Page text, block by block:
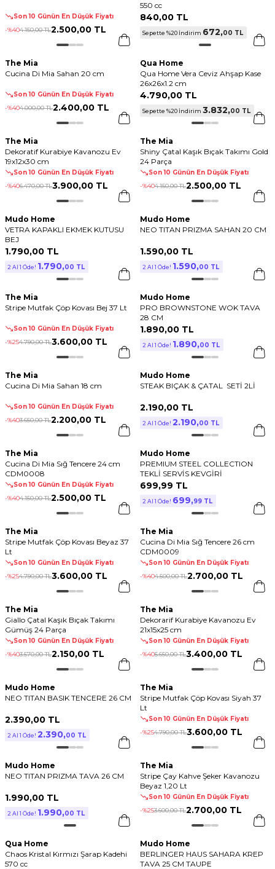
Son 10 Günün En Düşük Fiyatı
-%404.150,00 TL2.500,00 TL
550 cc
840,00 TL
Sepette %20 İndirim 672,00 TL
The Mia
Cucina Di Mia Sahan 20 cm
Son 10 Günün En Düşük Fiyatı
-%404.000,00 TL2.400,00 TL
Qua Home
Qua Home Vera Ceviz Ahşap Kase
26x26x1.2 cm
4.790,00 TL
Sepette %20 İndirim 3.832,00 TL
The Mia
Dekoratif Kurabiye Kavanozu Ev
19x12x30 cm
Son 10 Günün En Düşük Fiyatı
-%406.470,00 TL3.900,00 TL
The Mia
Shiny Çatal Kaşık Bıçak Takımı Gold
24 Parça
Son 10 Günün En Düşük Fiyatı
-%404.150,00 TL2.500,00 TL
Mudo Home
VETRA KAPAKLI EKMEK KUTUSU
BEJ
1.790,00 TL
2 Al 1 Öde! 1.790,00 TL
Mudo Home
NEO TITAN PRIZMA SAHAN 20 CM
1.590,00 TL
2 Al 1 Öde! 1.590,00 TL
The Mia
Stripe Mutfak Çöp Kovası Bej 37 Lt
Son 10 Günün En Düşük Fiyatı
-%254.790,00 TL3.600,00 TL
Mudo Home
PRO BROWNSTONE WOK TAVA
28 CM
1.890,00 TL
2 Al 1 Öde! 1.890,00 TL
The Mia
Cucina Di Mia Sahan 18 cm
Son 10 Günün En Düşük Fiyatı
-%403.650,00 TL2.200,00 TL
Mudo Home
STEAK BIÇAK & ÇATAL SETİ 2Lİ
2.190,00 TL
2 Al 1 Öde! 2.190,00 TL
The Mia
Cucina Di Mia Sığ Tencere 24 cm
CDM0008
Son 10 Günün En Düşük Fiyatı
-%404.150,00 TL2.500,00 TL
Mudo Home
PREMIUM STEEL COLLECTION
TEKLİ SERVİS KEVGİRİ
699,99 TL
2 Al 1 Öde! 699,99 TL
The Mia
Stripe Mutfak Çöp Kovası Beyaz 37
Lt
Son 10 Günün En Düşük Fiyatı
-%254.790,00 TL3.600,00 TL
The Mia
Cucina Di Mia Sığ Tencere 26 cm
CDM0009
Son 10 Günün En Düşük Fiyatı
-%404.500,00 TL2.700,00 TL
The Mia
Giallo Çatal Kaşık Bıçak Takımı
Gümüş 24 Parça
Son 10 Günün En Düşük Fiyatı
-%403.570,00 TL2.150,00 TL
The Mia
Dekorarif Kurabiye Kavanozu Ev
21x15x25 cm
Son 10 Günün En Düşük Fiyatı
-%405.650,00 TL3.400,00 TL
Mudo Home
NEO TITAN BASIK TENCERE 26 CM
2.390,00 TL
2 Al 1 Öde! 2.390,00 TL
The Mia
Stripe Mutfak Çöp Kovası Siyah 37
Lt
Son 10 Günün En Düşük Fiyatı
-%254.790,00 TL3.600,00 TL
Mudo Home
NEO TITAN PRIZMA TAVA 26 CM
1.990,00 TL
2 Al 1 Öde! 1.990,00 TL
The Mia
Stripe Çay Kahve Şeker Kavanozu
Beyaz 1,20 Lt
Son 10 Günün En Düşük Fiyatı
-%253.600,00 TL2.700,00 TL
Qua Home
Chaos Kristal Kırmızı Şarap Kadehi
570 cc
Mudo Home
BERLINGER HAUS SAHARA KREP
TAVA 25 CM TAUPE